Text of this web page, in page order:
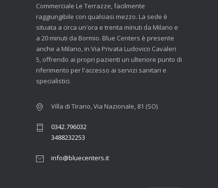
Commerciale Le Terrazze, facilmente
raggiungibile con qualsiasi mezzo. La sede è
situata a circa un'ora e trenta minuti da Milano e
a 20 minuti da Bormio. Blue Centers è presente
anche a Milano, in Via Privata Ludovico Cavaleri
5, offrendo ai propri pazienti un ulteriore punto di
riferimento per l'accesso ai servizi sanitari e
specialistici.
Villa di Tirano, Via Nazionale, 81 (SO)
0342.796032
3488232253
info@bluecenters.it